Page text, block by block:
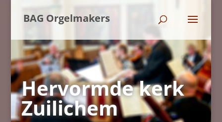
BAG Orgelmakers
Hervormde kerk
Zuilichem